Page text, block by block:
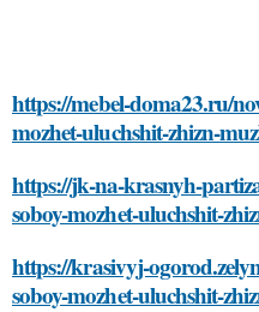
https://mebel-doma23.ru/
mozhet-uluchshit-zhizn-
https://jk-na-krasnyh-
soboy-mozhet-uluchshit-
https://krasivyj-
soboy-mozhet-uluchshit-